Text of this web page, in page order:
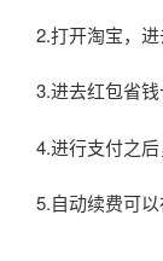
2.打开淘宝，
3.进去红包省
4.进行支付之
5.自动续费可